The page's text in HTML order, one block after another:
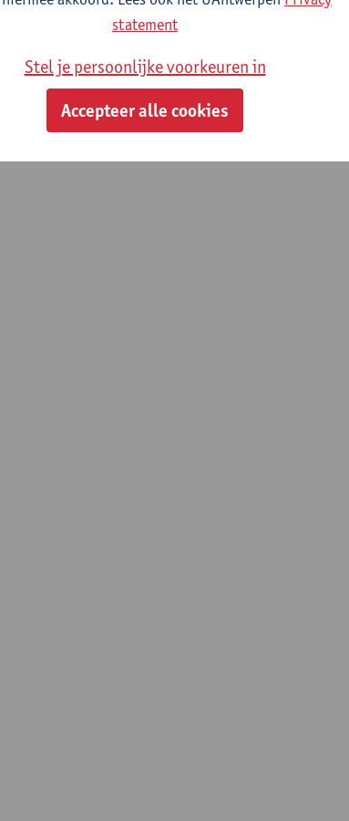
statement
Stel je persoonlijke voorkeuren in
Accepteer alle cookies